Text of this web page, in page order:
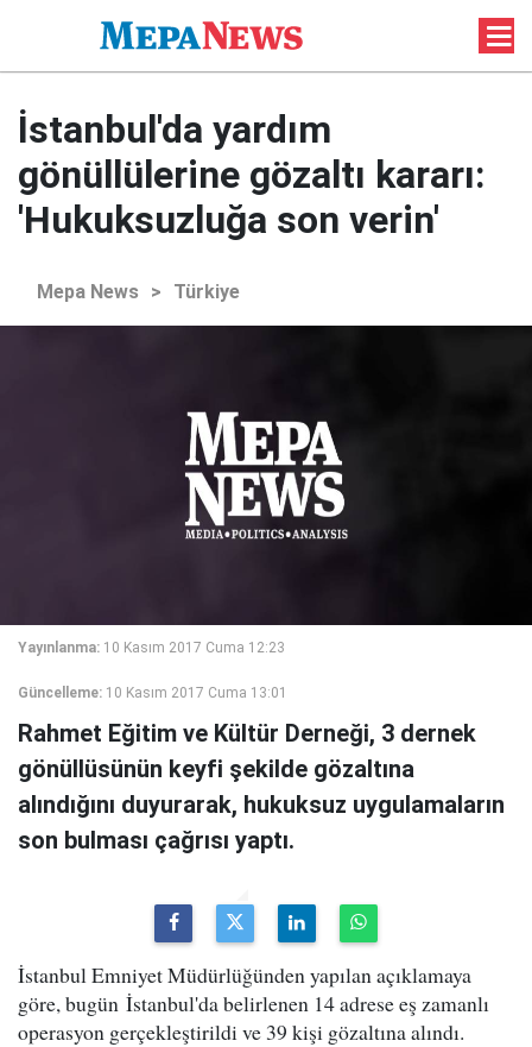
İstanbul'da yardım
gönüllülerine gözaltı kararı:
'Hukuksuzluğa son verin'
Mepa News > Türkiye
Yayınlanma: 10 Kasım 2017 Cuma 12:23
Güncelleme: 10 Kasım 2017 Cuma 13:01
Rahmet Eğitim ve Kültür Derneği, 3 dernek
gönüllüsünün keyfi şekilde gözaltına
alındığını duyurarak, hukuksuz uygulamaların
son bulması çağrısı yaptı.
İstanbul Emniyet Müdürlüğünden yapılan açıklamaya
göre, bugün İstanbul'da belirlenen 14 adrese eş zamanlı
operasyon gerçekleştirildi ve 39 kişi gözaltına alındı.